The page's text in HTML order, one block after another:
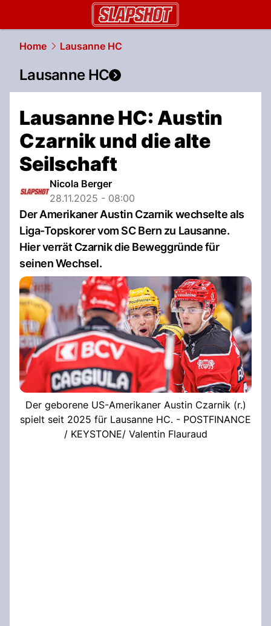
Home Lausanne HC
Lausanne HC
Lausanne HC: Austin
Czarnik und die alte
Seilschaft
Nicola Berger
28.11.2025 - 08:00
Der Amerikaner Austin Czarnik wechselte als
Liga-Topskorer vom SC Bern zu Lausanne.
Hier verrät Czarnik die Beweggründe für
seinen Wechsel.
Der geborene US-Amerikaner Austin Czarnik (r.)
spielt seit 2025 für Lausanne HC. - POSTFINANCE
/ KEYSTONE/ Valentin Flauraud